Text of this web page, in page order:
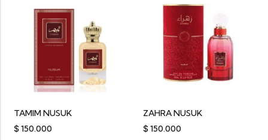
TAMIM NUSUK
$150.000
ZAHRA NUSUK
$150.000